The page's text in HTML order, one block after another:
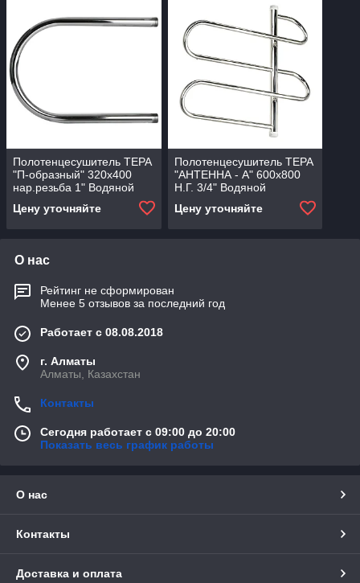
Полотенцесушитель ТЕРА
"П-образный" 320х400
нар.резьба 1" Водяной
Цену уточняйте
Полотенцесушитель ТЕРА
"АНТЕННА - А" 600х800
Н.Г. 3/4" Водяной
Цену уточняйте
О нас
Рейтинг не сформирован
Менее 5 отзывов за последний год
Работает с 08.08.2018
г. Алматы
Алматы, Казахстан
Контакты
Сегодня работает с 09:00 до 20:00
Показать весь график работы
О нас
Контакты
Доставка и оплата